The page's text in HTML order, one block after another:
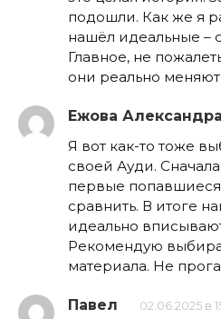
подошли. Как же я
нашёл идеальные –
Главное, не
они реально
Ежова Александра
Я вот как-то тоже
своей Ауди.
первые
сравнить. В итоге
идеально
Рекомендую
материала. Не
Павел 02.06.2025 в